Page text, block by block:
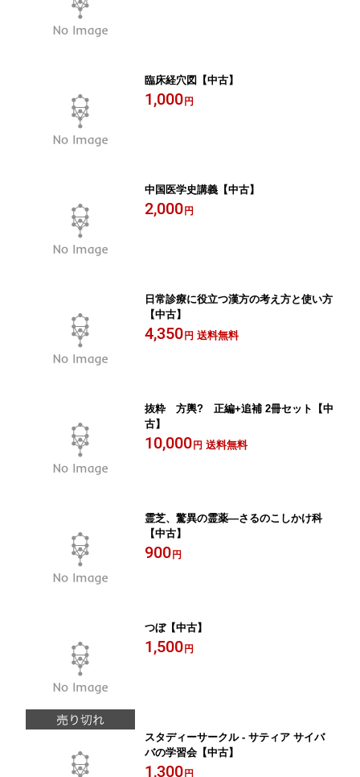
臨床経穴図【中古】
1,000 円
中国医学史講義【中古】
2,000 円
日常診療に役立つ漢方の考え方と使い方
【中古】
4,350 円 送料無料
抜粋 方輿? 正編+追補 2冊セット【中
古】
10,000 円 送料無料
霊芝、驚異の霊薬—さるのこしかけ科
【中古】
900 円
つぼ【中古】
1,500 円
スタディーサークル - サティア サイバ
バの学習会【中古】
1,300 円